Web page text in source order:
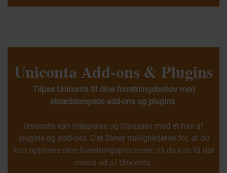
Uniconta Add-ons & Plugins
Tilpas Uniconta til dine forretnings­behov med
skræddersyede add-ons og plugins
Uniconta kan integreres og tilpasses med et hav af
plugins og add-ons. Det åbner mulighederne for, at du
kan optimere dine forretningsprocesser, så du kan få det
meste ud af Uniconta.